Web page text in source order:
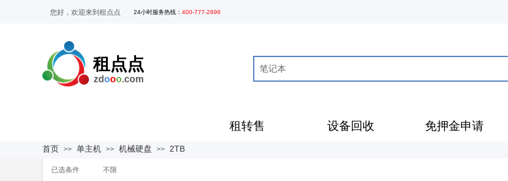
您好，欢迎来到租点点 24小时服务热线 ： 400-777-2896
租点点
zdooo.com
租转售 设备回收 免押金申请
首页 >> 单主机 >> 机械硬盘 >> 2TB
已选条件 不限